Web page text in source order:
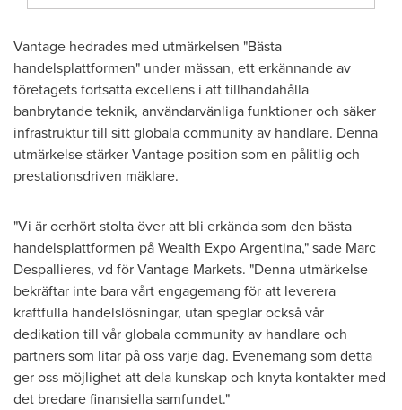
Vantage hedrades med utmärkelsen "Bästa
handelsplattformen" under mässan, ett erkännande av
företagets fortsatta excellens i att tillhandahålla
banbrytande teknik, användarvänliga funktioner och säker
infrastruktur till sitt globala community av handlare. Denna
utmärkelse stärker Vantage position som en pålitlig och
prestationsdriven mäklare.
"Vi är oerhört stolta över att bli erkända som den bästa
handelsplattformen på Wealth Expo Argentina," sade Marc
Despallieres, vd för Vantage Markets. "Denna utmärkelse
bekräftar inte bara vårt engagemang för att leverera
kraftfulla handelslösningar, utan speglar också vår
dedikation till vår globala community av handlare och
partners som litar på oss varje dag. Evenemang som detta
ger oss möjlighet att dela kunskap och knyta kontakter med
det bredare finansiella samfundet."